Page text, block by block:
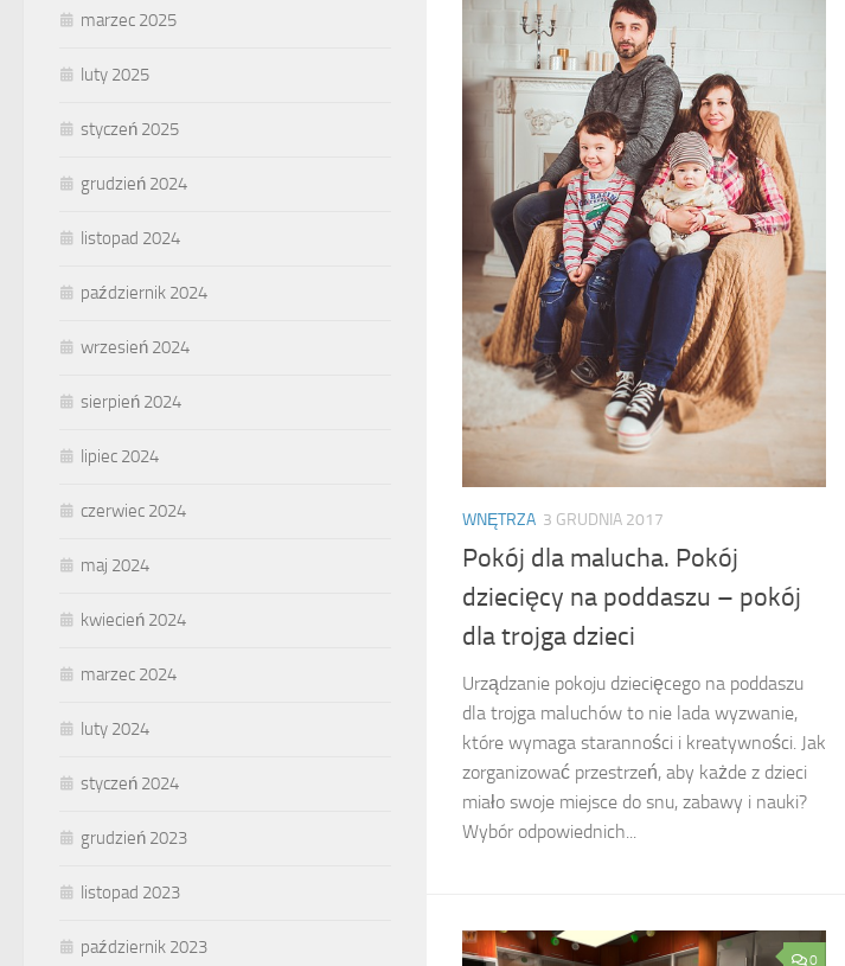
WNĘTRZA 3 GRUDNIA 2017
Pokój dla malucha. Pokój
dziecięcy na poddaszu – pokój
dla trojga dzieci
Urządzanie pokoju dziecięcego na poddaszu
dla trojga maluchów to nie lada wyzwanie,
które wymaga staranności i kreatywności. Jak
zorganizować przestrzeń, aby każde z dzieci
miało swoje miejsce do snu, zabawy i nauki?
Wybór odpowiednich...
0
marzec 2025
luty 2025
styczeń 2025
grudzień 2024
listopad 2024
październik 2024
wrzesień 2024
sierpień 2024
lipiec 2024
czerwiec 2024
maj 2024
kwiecień 2024
marzec 2024
luty 2024
styczeń 2024
grudzień 2023
listopad 2023
październik 2023